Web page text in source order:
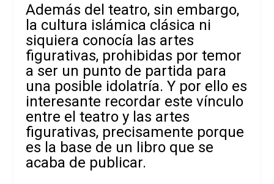
Además del teatro, sin embargo,
la cultura islámica clásica ni
siquiera conocía las artes
figurativas, prohibidas por temor
a ser un punto de partida para
una posible idolatría. Y por ello es
interesante recordar este vínculo
entre el teatro y las artes
figurativas, precisamente porque
es la base de un libro que se
acaba de publicar.